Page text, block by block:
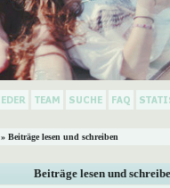
» Beiträge lesen und schreiben
Beiträge lesen und